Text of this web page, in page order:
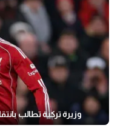
وزيرة تركية تطالب